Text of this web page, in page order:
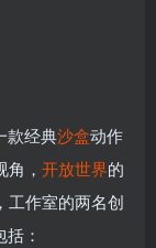
款经典沙盒动作
角， 开放世界的
工作室的两名创
：